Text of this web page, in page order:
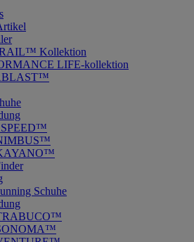
Kollektion
LIFE-kollektion
Schuhe